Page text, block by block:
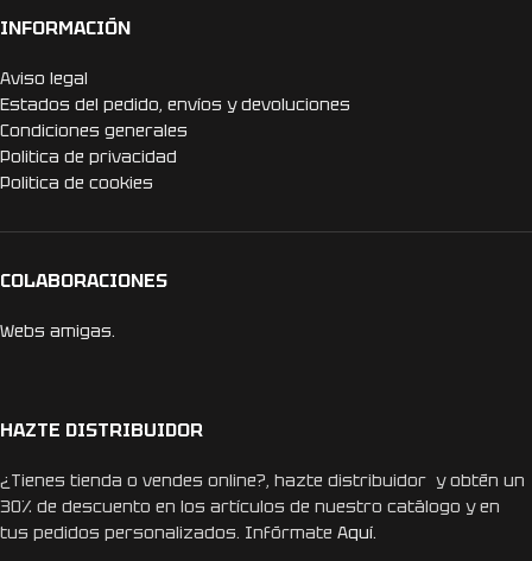
INFORMACIÓN
Aviso legal
Estados del pedido, envíos y devoluciones
Condiciones generales
Politica de privacidad
Politica de cookies
COLABORACIONES
Webs amigas.
HAZTE DISTRIBUIDOR
¿Tienes tienda o vendes online?, hazte distribuidor y obtén un
30% de descuento en los artículos de nuestro catálogo y en
tus pedidos personalizados. Infórmate Aquí.